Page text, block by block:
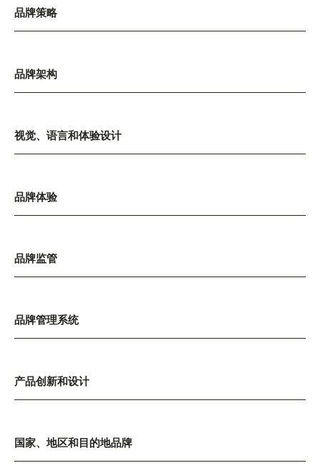
品牌策略
品牌架构
视觉、语言和体验设计
品牌体验
品牌监管
品牌管理系统
产品创新和设计
国家、地区和目的地品牌